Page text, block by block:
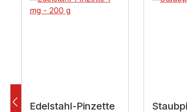
Edelstahl-Pinzette